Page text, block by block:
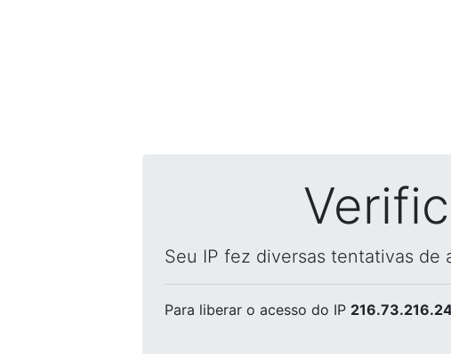
Seu IP fez diversas tentativas de
Para liberar o acesso do IP